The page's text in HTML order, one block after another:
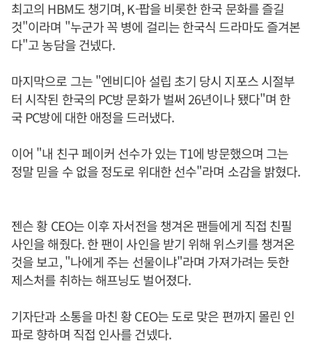
최고의 HBM도 챙기며, K-팝을 비롯한 한국 문화를 즐길
것"이라며 "누군가 꼭 병에 걸리는 한국식 드라마도 즐겨본
다"고 농담을 건넸다.
마지막으로 그는 "엔비디아 설립 초기 당시 지포스 시절부
터 시작된 한국의 PC방 문화가 벌써 26년이나 됐다"며 한
국 PC방에 대한 애정을 드러냈다.
이어 "내 친구 페이커 선수가 있는 T1에 방문했으며 그는
정말 믿을 수 없을 정도로 위대한 선수"라며 소감을 밝혔다.
젠슨 황 CEO는 이후 자서전을 챙겨온 팬들에게 직접 친필
사인을 해줬다. 한 팬이 사인을 받기 위해 위스키를 챙겨온
것을 보고, "나에게 주는 선물이냐"라며 가져가려는 듯한
제스처를 취하는 해프닝도 벌어졌다.
기자단과 소통을 마친 황 CEO는 도로 맞은 편까지 몰린 인
파로 향하며 직접 인사를 건넸다.